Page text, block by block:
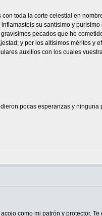
toda la corte celestial en
su santísimo y
pecados que he
y por los altísimos méritos
auxilios con los cuales
pocas esperanzas y
como mi patrón y protector.